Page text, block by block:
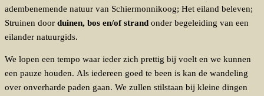
adembenemende natuur van Schiermonnikoog; Het eiland beleven;
Struinen door duinen, bos en/of strand onder begeleiding van een
eilander natuurgids.
We lopen een tempo waar ieder zich prettig bij voelt en we kunnen
een pauze houden. Als iedereen goed te been is kan de wandeling
over onverharde paden gaan. We zullen stilstaan bij kleine dingen